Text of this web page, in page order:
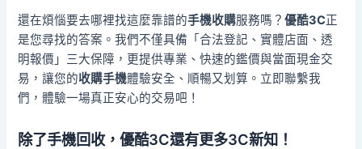
還在煩惱要去哪裡找這麼靠譜的手機收購服務嗎？優酷3C正
是您尋找的答案。我們不僅具備「合法登記、實體店面、透
明報價」三大保障，更提供專業、快速的鑑價與當面現金交
易，讓您的收購手機體驗安全、順暢又划算。立即聯繫我
們，體驗一場真正安心的交易吧！
除了手機回收，優酷3C還有更多3C新知！